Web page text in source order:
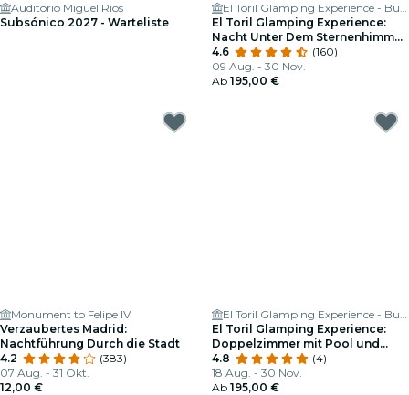
Auditorio Miguel Ríos
Subsónico 2027 - Warteliste
El Toril Glamping Experience - Burbuja, Tienda Safari y Casa Rural
El Toril Glamping Experience:
Nacht Unter Dem Sternenhimmel
in Einem Raum mit Blase Für 2
4.6
(160)
09 Aug. - 30 Nov.
Ab 195,00 €
Monument to Felipe IV
Verzaubertes Madrid:
Nachtführung Durch die Stadt
4.2
(383)
07 Aug. - 31 Okt.
12,00 €
El Toril Glamping Experience - Burbuja, Tienda Safari y Casa Rural
El Toril Glamping Experience:
Doppelzimmer mit Pool und
Brunch
4.8
(4)
18 Aug. - 30 Nov.
Ab 195,00 €